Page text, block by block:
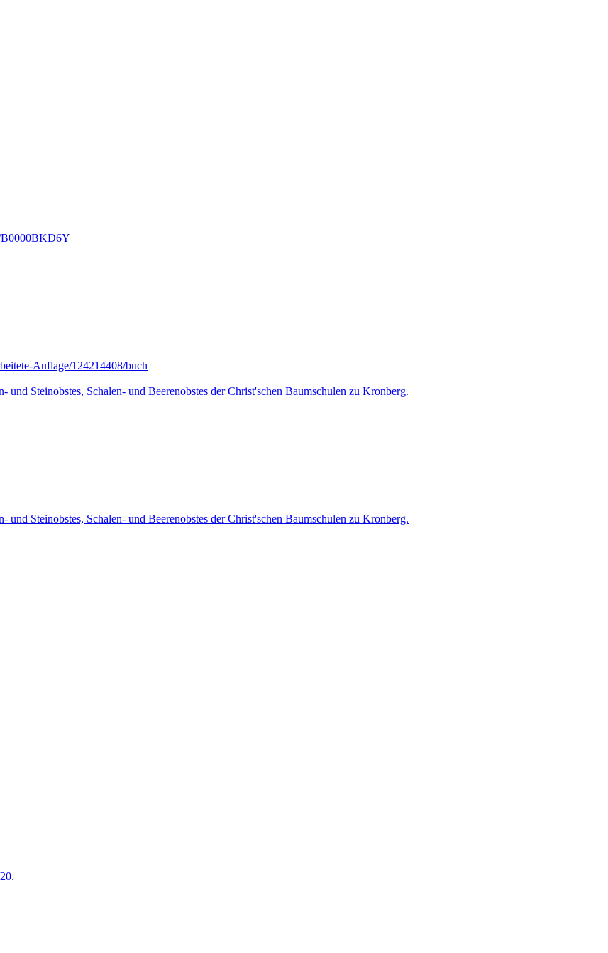
B0000BKD6Y
Auflage/124214408/buch
Steinobstes, Schalen- und Beerenobstes der Christ'schen Baumschulen zu Kronberg.
Steinobstes, Schalen- und Beerenobstes der Christ'schen Baumschulen zu Kronberg.